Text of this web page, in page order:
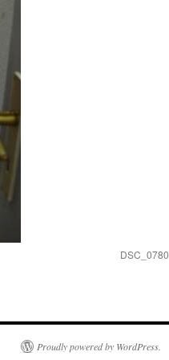
DSC_0780
Proudly powered by WordPress.